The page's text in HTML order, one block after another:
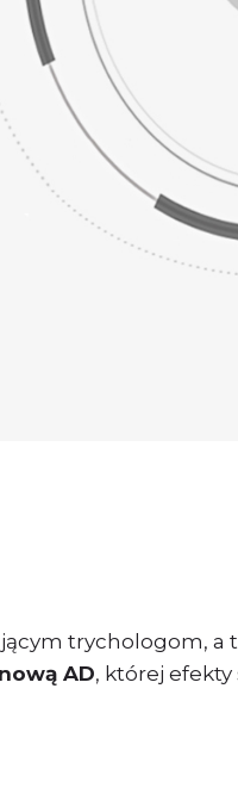
trychologom,
AD, której efekty